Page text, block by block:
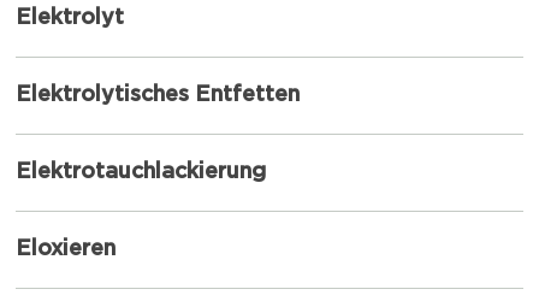
Elektrolyt
Elektrolytisches Entfetten
Elektrotauchlackierung
Eloxieren